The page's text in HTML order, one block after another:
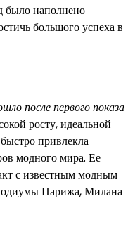
было наполнено
большого успеха в
после первого показа
росту, идеальной
привлекла
модного мира. Ее
с известным модным
Парижа, Милана